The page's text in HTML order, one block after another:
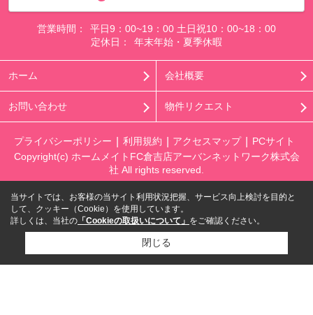
営業時間：
平日9：00~19：00 土日祝10：00~18：00
定休日：
年末年始・夏季休暇
ホーム 会社概要
お問い合わせ 物件リクエスト
プライバシーポリシー 利用規約 アクセスマップ
PCサイト
Copyright(c) ホームメイトFC倉吉店アーバンネットワーク株式会
社 All rights reserved.
当サイトでは、お客様の当サイト利用状況把握、サービス向上検討を目的と
して、クッキー（Cookie）を使用しています。
詳しくは、当社の 「Cookieの取扱いについて」 をご確認ください。
閉じる